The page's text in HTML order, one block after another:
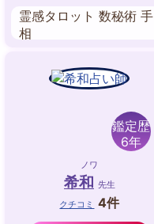
霊感タロット 数秘術 手
相
鑑定歴
6年
ノワ
希和 先生
クチコミ
4件